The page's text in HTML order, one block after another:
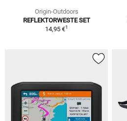
Origin-Outdoors
REFLEKTORWESTE SET
14,95 €1